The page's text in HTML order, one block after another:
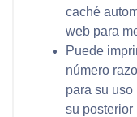
caché
web para
Puede
número
para su uso
su